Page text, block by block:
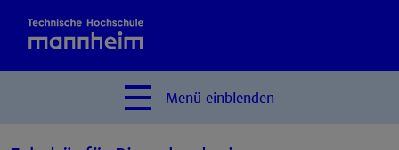
Menü einblenden